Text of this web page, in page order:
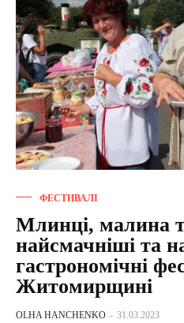
ФЕСТИВАЛІ
Млинці, малина
найсмачніші та
гастрономічні
Житомирщині
OLHA HANCHENKO - 31.03.2023